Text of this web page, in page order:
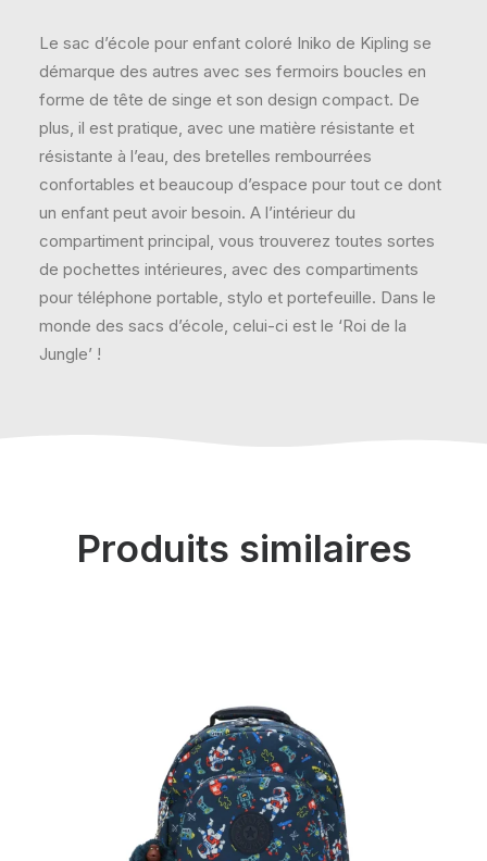
Le sac d’école pour enfant coloré Iniko de Kipling se
démarque des autres avec ses fermoirs boucles en
forme de tête de singe et son design compact. De
plus, il est pratique, avec une matière résistante et
résistante à l’eau, des bretelles rembourrées
confortables et beaucoup d’espace pour tout ce dont
un enfant peut avoir besoin. A l’intérieur du
compartiment principal, vous trouverez toutes sortes
de pochettes intérieures, avec des compartiments
pour téléphone portable, stylo et portefeuille. Dans le
monde des sacs d’école, celui-ci est le ‘Roi de la
Jungle’ !
Produits similaires